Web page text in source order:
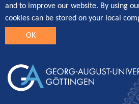
and to improve our website. By using
cookies can be stored on your local
OK